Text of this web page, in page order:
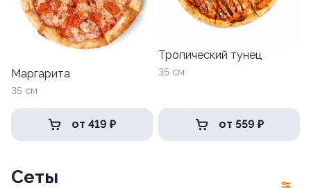
Маргарита
35 см
от 419 ₽
Тропический тунец
35 см
от 559 ₽
Сеты